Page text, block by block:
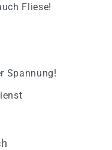
Fliese!
Spannung!